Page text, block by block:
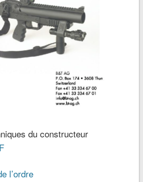
du constructeur
l’ordre